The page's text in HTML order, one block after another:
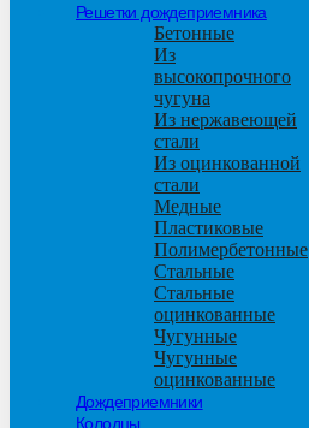
Решетки дождеприемника
Бетонные
Из
высокопрочного
чугуна
Из нержавеющей
стали
Из оцинкованной
стали
Медные
Пластиковые
Полимербетонные
Стальные
Стальные
оцинкованные
Чугунные
Чугунные
оцинкованные
Дождеприемники
Колодцы